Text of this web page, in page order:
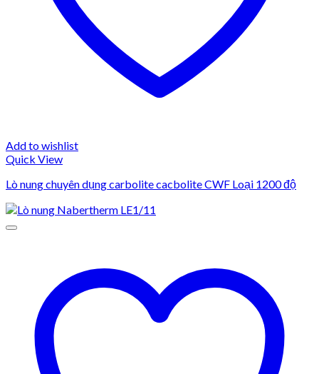
Add to wishlist
Quick View
Lò nung chuyên dụng carbolite cacbolite CWF Loại 1200 độ